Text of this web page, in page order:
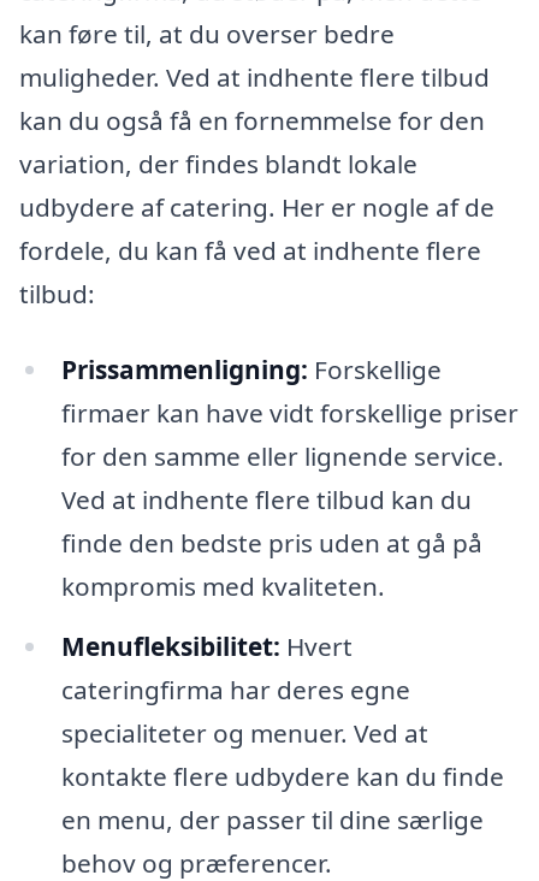
kan føre til, at du overser bedre
muligheder. Ved at indhente flere tilbud
kan du også få en fornemmelse for den
variation, der findes blandt lokale
udbydere af catering. Her er nogle af de
fordele, du kan få ved at indhente flere
tilbud:
Prissammenligning: Forskellige
firmaer kan have vidt forskellige priser
for den samme eller lignende service.
Ved at indhente flere tilbud kan du
finde den bedste pris uden at gå på
kompromis med kvaliteten.
Menufleksibilitet: Hvert
cateringfirma har deres egne
specialiteter og menuer. Ved at
kontakte flere udbydere kan du finde
en menu, der passer til dine særlige
behov og præferencer.